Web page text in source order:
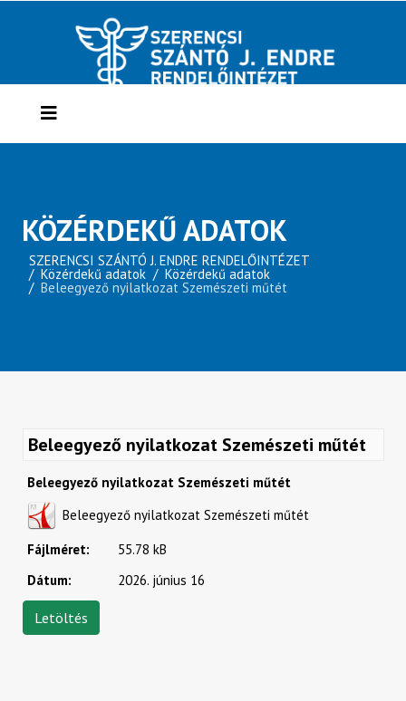
KÖZÉRDEKŰ ADATOK
SZERENCSI SZÁNTÓ J. ENDRE RENDELŐINTÉZET
Közérdekű adatok Közérdekű adatok
Beleegyező nyilatkozat Szemészeti műtét
Beleegyező nyilatkozat Szemészeti műtét
Beleegyező nyilatkozat Szemészeti műtét
Beleegyező nyilatkozat Szemészeti műtét
Fájlméret:
55.78 kB
Dátum:
2026. június 16